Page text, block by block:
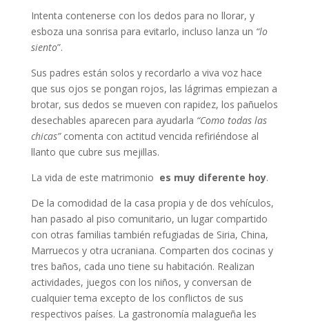
Intenta contenerse con los dedos para no llorar, y
esboza una sonrisa para evitarlo, incluso lanza un “lo
siento”.
Sus padres están solos y recordarlo a viva voz hace
que sus ojos se pongan rojos, las lágrimas empiezan a
brotar, sus dedos se mueven con rapidez, los pañuelos
desechables aparecen para ayudarla “Como todas las
chicas”comenta con actitud vencida refiriéndose al
llanto que cubre sus mejillas.
La vida de este matrimonio es muy diferente hoy.
De la comodidad de la casa propia y de dos vehículos,
han pasado al piso comunitario, un lugar compartido
con otras familias también refugiadas de Siria, China,
Marruecos y otra ucraniana. Comparten dos cocinas y
tres baños, cada uno tiene su habitación. Realizan
actividades, juegos con los niños, y conversan de
cualquier tema excepto de los conflictos de sus
respectivos países. La gastronomía malagueña les